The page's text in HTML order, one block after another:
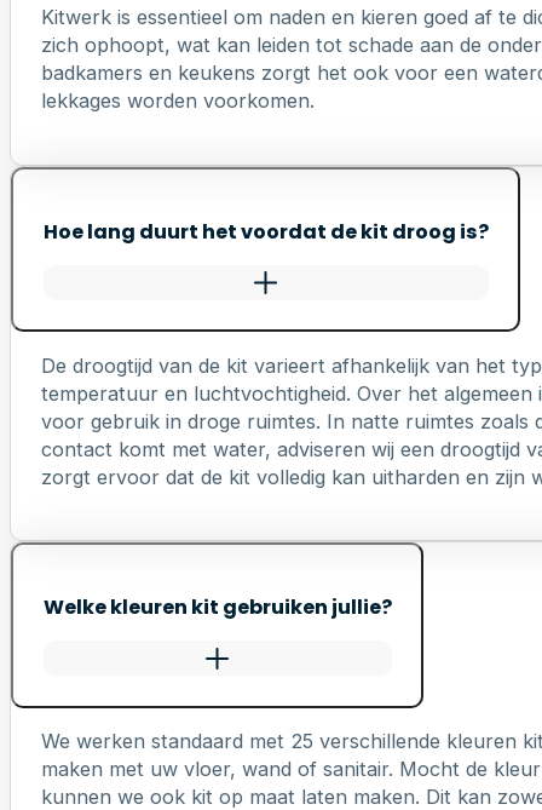
Kitwerk is essentieel om naden en kieren goed af te
zich ophoopt, wat kan leiden tot schade aan de
badkamers en keukens zorgt het ook voor een
lekkages worden voorkomen.
Hoe lang duurt het voordat de kit droog is?
De droogtijd van de kit varieert afhankelijk van het
temperatuur en luchtvochtigheid. Over het
voor gebruik in droge ruimtes. In natte ruimtes zoals
contact komt met water, adviseren wij een droogtijd
zorgt ervoor dat de kit volledig kan uitharden en zijn
Welke kleuren kit gebruiken jullie?
We werken standaard met 25 verschillende kleuren
maken met uw vloer, wand of sanitair. Mocht de
kunnen we ook kit op maat laten maken. Dit kan